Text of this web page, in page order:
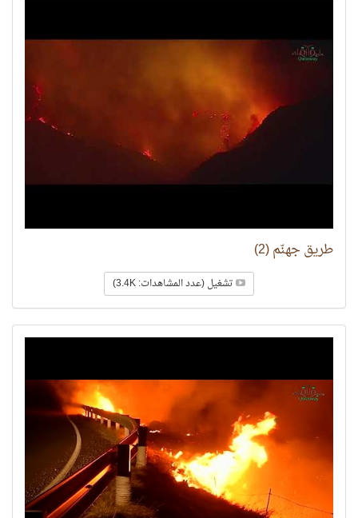
طريق جهنّم (2)
تشغيل (عدد المشاهدات: 3.4K)